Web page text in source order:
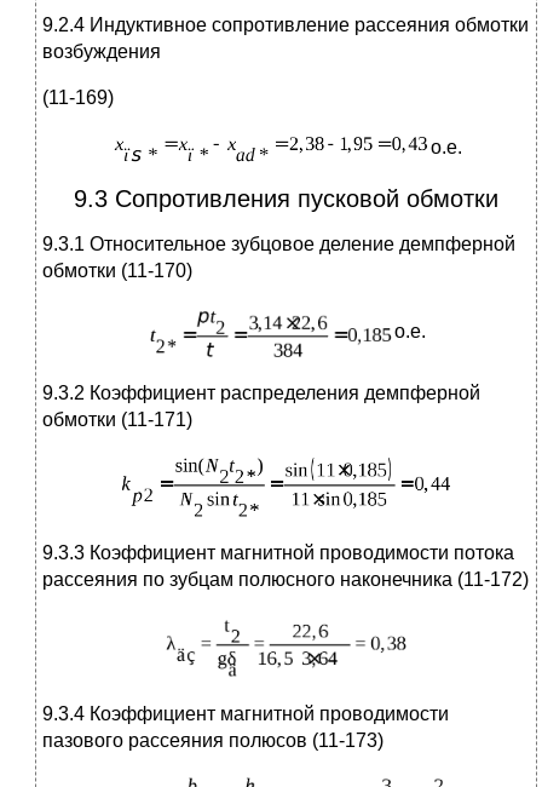
9.2.4 Индуктивное сопротивление рассеяния обмотки
возбуждения
(11-169)
о.е.
9.3 Сопротивления пусковой обмотки
9.3.1 Относительное зубцовое деление демпферной
обмотки (11-170)
о.е.
9.3.2 Коэффициент распределения демпферной
обмотки (11-171)
9.3.3 Коэффициент магнитной проводимости потока
рассеяния по зубцам по­люсного наконечника (11-172)
9.3.4 Коэффициент магнитной проводимости
пазового рассеяния полюсов (11-173)